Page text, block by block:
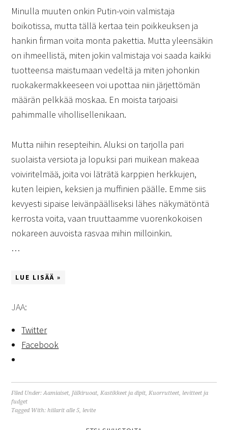
Minulla muuten onkin Putin-voin valmistaja
boikotissa, mutta tällä kertaa tein poikkeuksen ja
hankin firman voita monta pakettia. Mutta yleensäkin
on ihmeellistä, miten jokin valmistaja voi saada kaikki
tuotteensa maistumaan vedeltä ja miten johonkin
ruokakermakkeeseen voi upottaa niin järjettömän
määrän pelkkää moskaa. En moista tarjoaisi
pahimmalle vihollisellenikaan.
Mutta niihin resepteihin. Aluksi on tarjolla pari
suolaista versiota ja lopuksi pari muikean makeaa
voiviritelmää, joita voi läträtä karppien herkkujen,
kuten leipien, keksien ja muffinien päälle. Emme siis
kevyesti sipaise leivänpäälliseksi lähes näkymätöntä
kerrosta voita, vaan truuttaamme vuorenkokoisen
nokareen auvoista rasvaa mihin milloinkin.
…
LUE LISÄÄ »
JAA:
Twitter
Facebook
Filed Under:Aamiaiset, Jälkiruoat,Kastikkeet ja dipit,Kuorrutteet, levitteet ja
fudget
Tagged With:hiilarit alle 5, levite